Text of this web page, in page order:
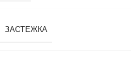
ЗАСТЕЖКА